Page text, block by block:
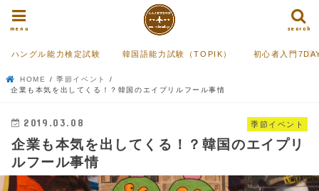
search
menu
ハングル能力検定試験 韓国語能力試験（TOPIK） 初心者入門
HOME
季節イベント
企業も本気を出してくる！？韓国のエイプリルフール事情
季節イベント
2019.03.08
企業も本気を出してくる！？韓国のエイプリ
ルフール事情